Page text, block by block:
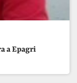
a Epagri